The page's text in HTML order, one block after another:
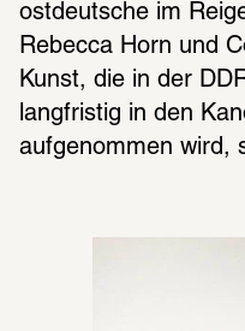
ostdeutsche im
Rebecca Horn und
Kunst, die in der
langfristig in den
aufgenommen wird,